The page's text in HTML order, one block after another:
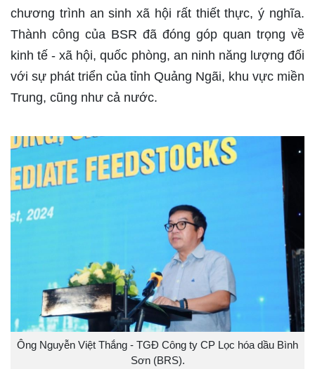
chương trình an sinh xã hội rất thiết thực, ý nghĩa.
Thành công của BSR đã đóng góp quan trọng về
kinh tế - xã hội, quốc phòng, an ninh năng lượng đối
với sự phát triển của tỉnh Quảng Ngãi, khu vực miền
Trung, cũng như cả nước.
Ông Nguyễn Việt Thắng - TGĐ Công ty CP Lọc hóa dầu Bình
Sơn (BRS).